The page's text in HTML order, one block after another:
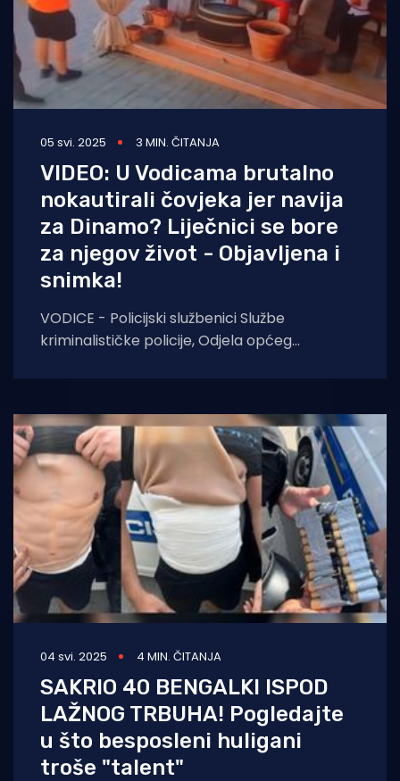
05 svi. 2025 3 MIN. ČITANJA
VIDEO: U Vodicama brutalno
nokautirali čovjeka jer navija
za Dinamo? Liječnici se bore
za njegov život - Objavljena i
snimka!
VODICE - Policijski službenici Službe
kriminalističke policije, Odjela općeg
istraživanje nad 44-godišnjakom i 30-
04 svi. 2025 4 MIN. ČITANJA
SAKRIO 40 BENGALKI ISPOD
LAŽNOG TRBUHA! Pogledajte
u što besposleni huligani
troše "talent"